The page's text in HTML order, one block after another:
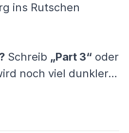
ins Rutschen
Schreib „Part 3“ oder
noch viel dunkler…